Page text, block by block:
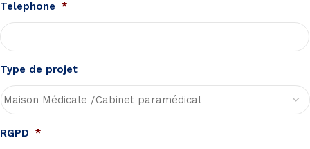
Telephone *
Type de projet
RGPD *